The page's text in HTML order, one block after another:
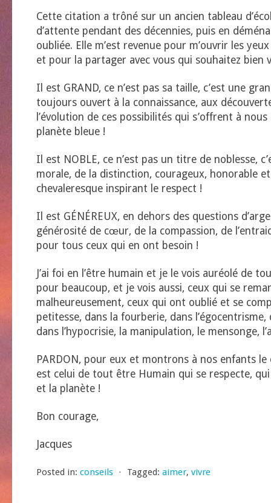
Cette citation a trôné sur un ancien tableau
d’attente pendant des décennies, puis en
oubliée. Elle m’est revenue pour m’ouvrir les
et pour la partager avec vous qui souhaitez bien
Il est GRAND, ce n’est pas sa taille, c’est une
toujours ouvert à la connaissance, aux
l’évolution de ces possibilités qui s’offrent à
planète bleue !
Il est NOBLE, ce n’est pas un titre de noblesse,
morale, de la distinction, courageux, honorable
chevaleresque inspirant le respect !
Il est GÉNÉREUX, en dehors des questions
générosité de cœur, de la compassion, de
pour tous ceux qui en ont besoin !
J’ai foi en l’être humain et je le vois auréolé de
pour beaucoup, et je vois aussi, ceux qui se
malheureusement, ceux qui ont oublié et se
petitesse, dans la fourberie, dans l’égocentrisme,
dans l’hypocrisie, la manipulation, le mensonge,
PARDON, pour eux et montrons à nos enfants
est celui de tout être Humain qui se respecte,
et la planète !
Bon courage,
Jacques
Posted in: conseils ⋅ Tagged: aimer, vivre